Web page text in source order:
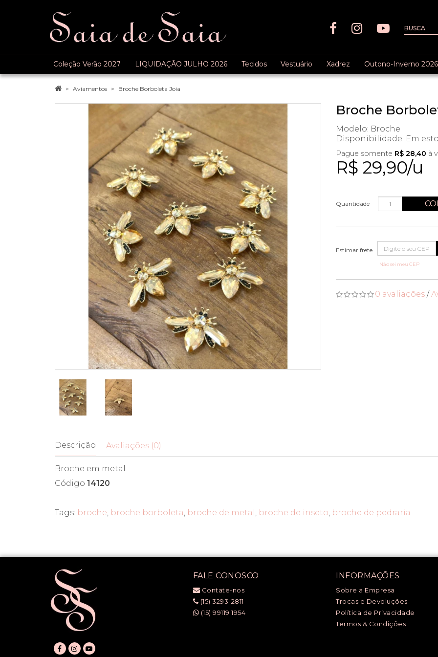
Coleção Verão 2027 LIQUIDAÇÃO JULHO 2026 Tecidos Vestuário Xadrez Outono-Inverno 2026
Aviamentos Broche Borboleta Joia
Broche
Modelo: Broche
Disponibilidade: Em
R$ 29,90/u
Pague somente R$ 28,40 à
Quantidade
Não sei meu CEP
0 avaliações /
Descrição Avaliações (0)
Broche em metal
Código 14120
Tags: broche, broche borboleta, broche de metal , broche de inseto, broche de pedraria
FALE CONOSCO
Contate-nos
(15) 3293-2811
(15) 99119 1954
INFORMAÇÕES
Sobre a Empresa
Trocas e Devoluções
Política de Privacidade
Termos & Condições